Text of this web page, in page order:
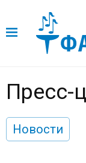
Пресс-
Новости